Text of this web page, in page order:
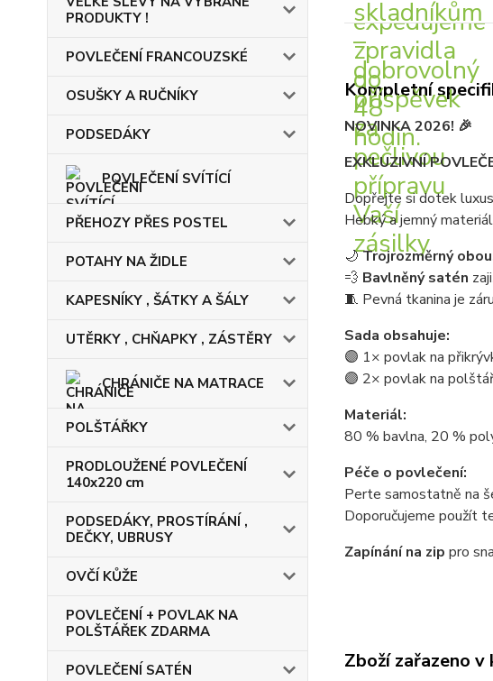
PRODUKTY !
POVLEČENÍ FRANCOUZSKÉ
OSUŠKY A RUČNÍKY
PODSEDÁKY
POVLEČENÍ SVÍTÍCÍ
PŘEHOZY PŘES POSTEL
POTAHY NA ŽIDLE
KAPESNÍKY , ŠÁTKY A ŠÁLY
UTĚRKY , CHŇAPKY , ZÁSTĚRY
CHRÁNIČE NA MATRACE
POLŠTÁŘKY
PRODLOUŽENÉ POVLEČENÍ
140x220 cm
PODSEDÁKY, PROSTÍRÁNÍ ,
DEČKY, UBRUSY
OVČÍ KŮŽE
POVLEČENÍ + POVLAK NA
POLŠTÁŘEK ZDARMA
POVLEČENÍ SATÉN
Kompletní
NOVINKA 2026! 🎉
EXKLUZIVNÍ
Dopřejte si dotek
Hebký a jemný
🌙Trojrozměrný
💨 Bavlněný satén
🧵 Pevná tkanina je
Sada obsahuje:
🟣 1× povlak na
🟣 2× povlak na
Materiál:
80 % bavlna, 20 %
Péče o povlečení:
Perte samostatně na
Doporučujeme použít
Zapínání na zip pro
Zboží zařazeno